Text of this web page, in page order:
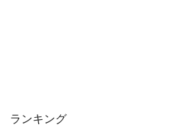
ランキング